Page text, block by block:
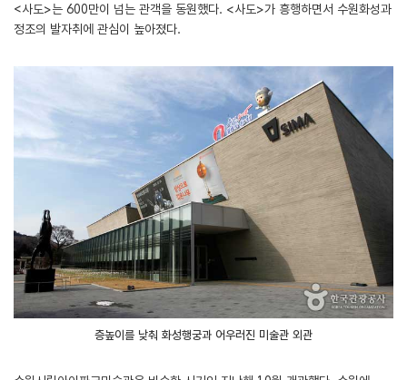
<사도>는 600만이 넘는 관객을 동원했다. <사도>가 흥행하면서 수원화성과
정조의 발자취에 관심이 높아졌다.
층높이를 낮춰 화성행궁과 어우러진 미술관 외관